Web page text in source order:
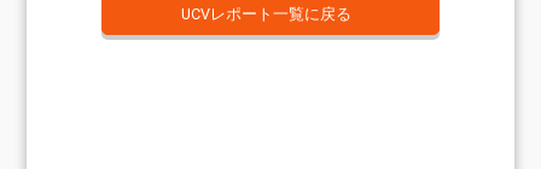
UCVレポート一覧に戻る